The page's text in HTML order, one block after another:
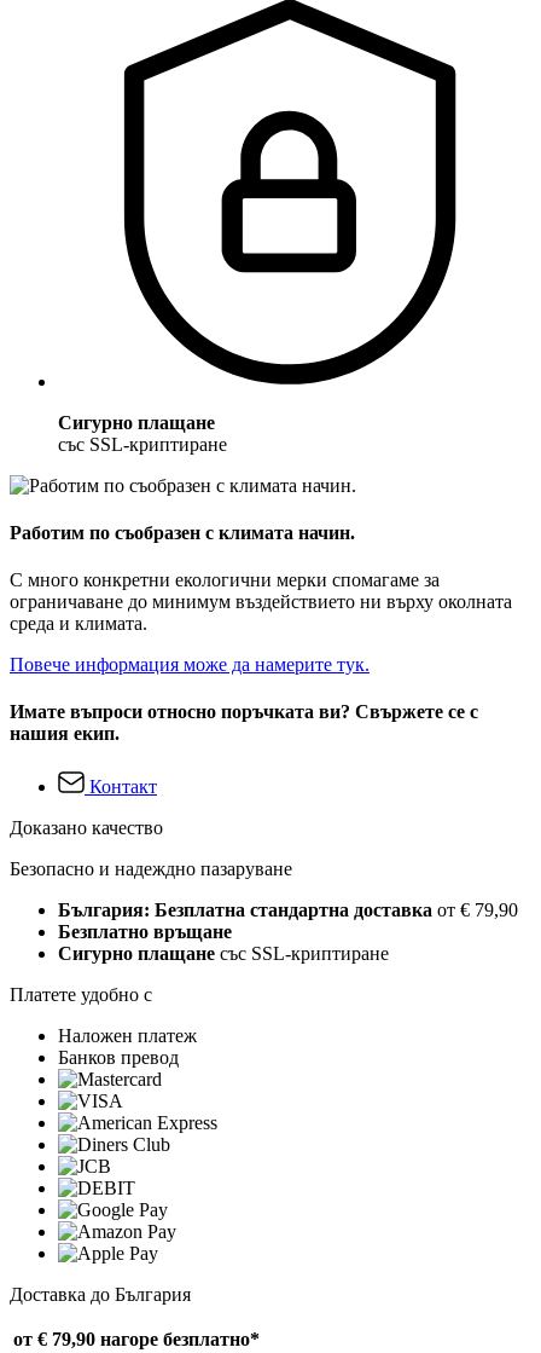
Сигурно плащане
със SSL-криптиране
Работим по съобразен с климата начин.
С много конкретни екологични мерки спомагаме за
ограничаване до минимум въздействието ни върху околната
среда и климата.
Повече информация може да намерите тук.
Имате въпроси относно поръчката ви? Свържете се с
нашия екип.
Контакт
Доказано качество
Безопасно и надеждно пазаруване
България: Безплатна стандартна доставка от € 79,90
Безплатно връщане
Сигурно плащане със SSL-криптиране
Платете удобно с
Наложен платеж
Банков превод
Доставка до България
от € 79,90 нагоре безплатно*